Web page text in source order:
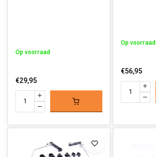
Op voorraad
€29,95
Op voorraad
€56,95